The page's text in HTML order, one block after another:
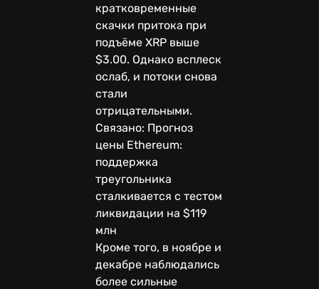
кратковременные
скачки притока при
подъёме XRP выше
$3.00. Однако всплеск
ослаб, и потоки снова
стали
отрицательными.
Связано: Прогноз
цены Ethereum:
поддержка
треугольника
сталкивается с тестом
ликвидации на $119
млн
Кроме того, в ноябре и
декабре наблюдались
более сильные